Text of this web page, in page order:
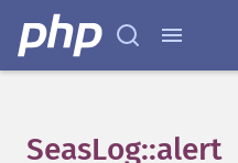
SeasLog::alert